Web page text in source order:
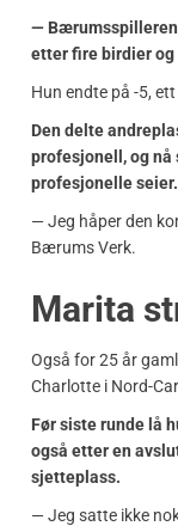
— Bærumsspilleren
etter fire birdier og
Hun endte på -5,
Den delte
profesjonell, og nå
profesjonelle seier.
— Jeg håper den
Bærums Verk.
Marita
Også for 25 år
Charlotte i Nord-
Før siste runde lå
også etter en
sjetteplass.
— Jeg satte ikke